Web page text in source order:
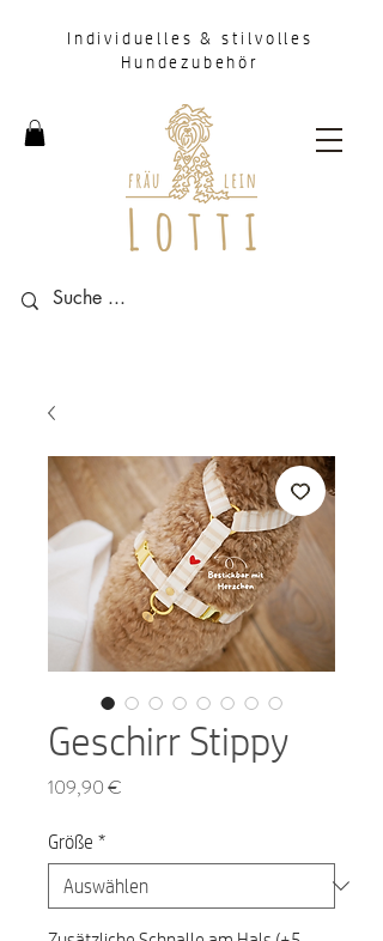
Individuelles & stilvolles
Hundezubehör
Geschirr Stippy
109,90 €
Größe *